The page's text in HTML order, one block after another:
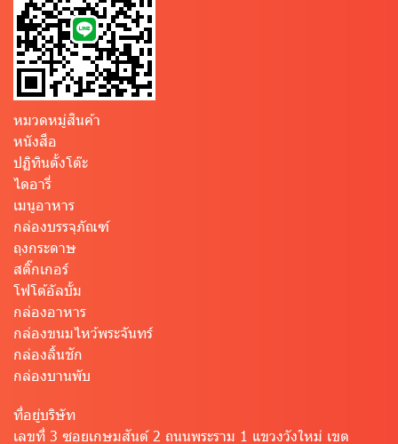
หมวดหมู่สินค้า
หนังสือ
ปฏิทินตั้งโต๊ะ
ไดอารี่
เมนูอาหาร
กล่องบรรจุภัณฑ์
ถุงกระดาษ
สติ๊กเกอร์
โฟโต้อัลบั้ม
กล่องอาหาร
กล่องขนมไหว้พระจันทร์
กล่องลิ้นชัก
กล่องบานพับ
ที่อยู่บริษัท
เลขที่ 3 ซอยเกษมสันต์ 2 ถนนพระราม 1 แขวงวังใหม่ เขต